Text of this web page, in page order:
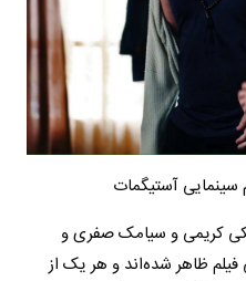
آستیگمات
کریمی و سیامک صفری و
ظاهر شده‌اند و هر یک از